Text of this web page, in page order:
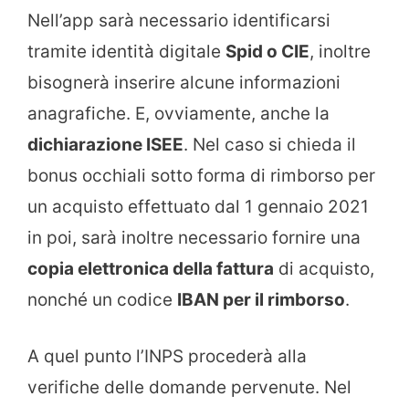
Nell’app sarà necessario identificarsi
tramite identità digitale Spid o CIE, inoltre
bisognerà inserire alcune informazioni
anagrafiche. E, ovviamente, anche la
dichiarazione ISEE. Nel caso si chieda il
bonus occhiali sotto forma di rimborso per
un acquisto effettuato dal 1 gennaio 2021
in poi, sarà inoltre necessario fornire una
copia elettronica della fattura di acquisto,
nonché un codice IBAN per il rimborso.
A quel punto l’INPS procederà alla
verifiche delle domande pervenute. Nel